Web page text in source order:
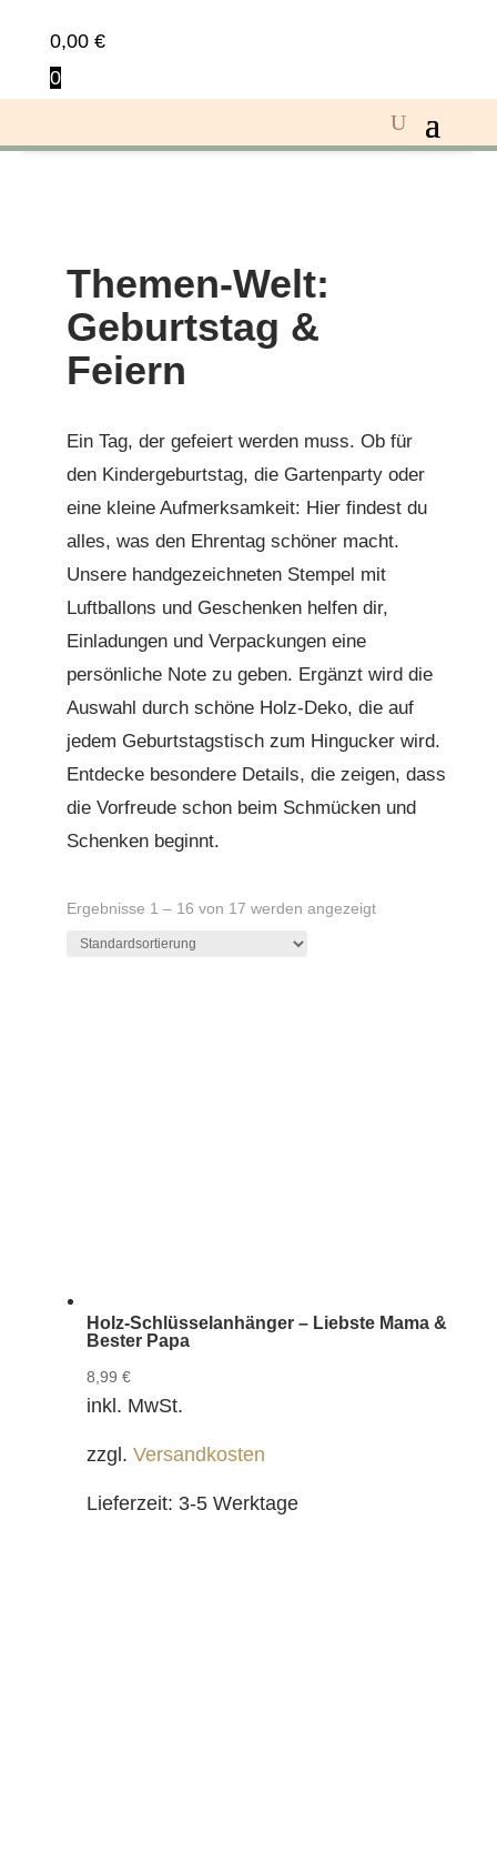
0,00 €
0
Themen-Welt:
Geburtstag &
Feiern
Ein Tag, der gefeiert werden muss. Ob für
den Kindergeburtstag, die Gartenparty oder
eine kleine Aufmerksamkeit: Hier findest du
alles, was den Ehrentag schöner macht.
Unsere handgezeichneten Stempel mit
Luftballons und Geschenken helfen dir,
Einladungen und Verpackungen eine
persönliche Note zu geben. Ergänzt wird die
Auswahl durch schöne Holz-Deko, die auf
jedem Geburtstagstisch zum Hingucker wird.
Entdecke besondere Details, die zeigen, dass
die Vorfreude schon beim Schmücken und
Schenken beginnt.
Ergebnisse 1 – 16 von 17 werden angezeigt
Holz-Schlüsselanhänger – Liebste Mama &
Bester Papa
8,99 €
inkl. MwSt.
zzgl. Versandkosten
Lieferzeit: 3-5 Werktage